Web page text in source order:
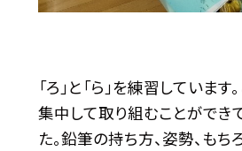
「ろ」と「ら」を練習していま
集中して取り組むことができ
た。鉛筆の持ち方、姿勢、も